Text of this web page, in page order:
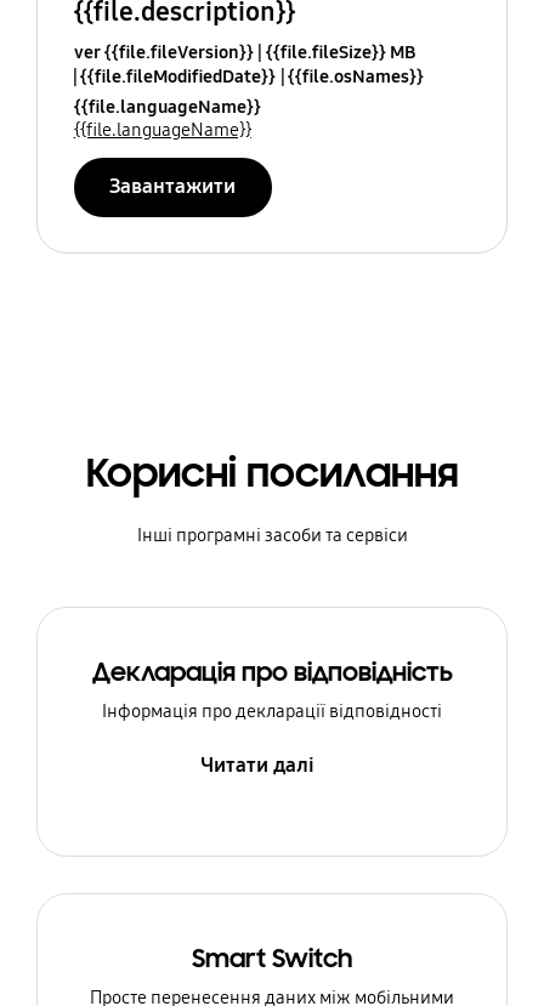
{{file.description}}
ver {{file.fileVersion}} {{file.fileSize}} MB
{{file.fileModifiedDate}} {{file.osNames}}
{{file.languageName}}
{{file.languageName}}
Завантажити
Корисні посилання
Інші програмні засоби та сервіси
Декларація про відповідність
Інформація про декларації відповідності
Читати далі
Smart Switch
Просте перенесення даних між мобільними